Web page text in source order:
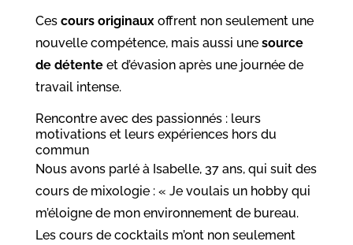
Ces cours originauxoffrent non seulement une
nouvelle compétence, mais aussi une source
de détenteet d’évasion après une journée de
travail intense.
Rencontre avec des passionnés : leurs
motivations et leurs expériences hors du
commun
Nous avons parlé à Isabelle, 37 ans, qui suit des
cours de mixologie : « Je voulais un hobby qui
m’éloigne de mon environnement de bureau.
Les cours de cocktails m’ont non seulement